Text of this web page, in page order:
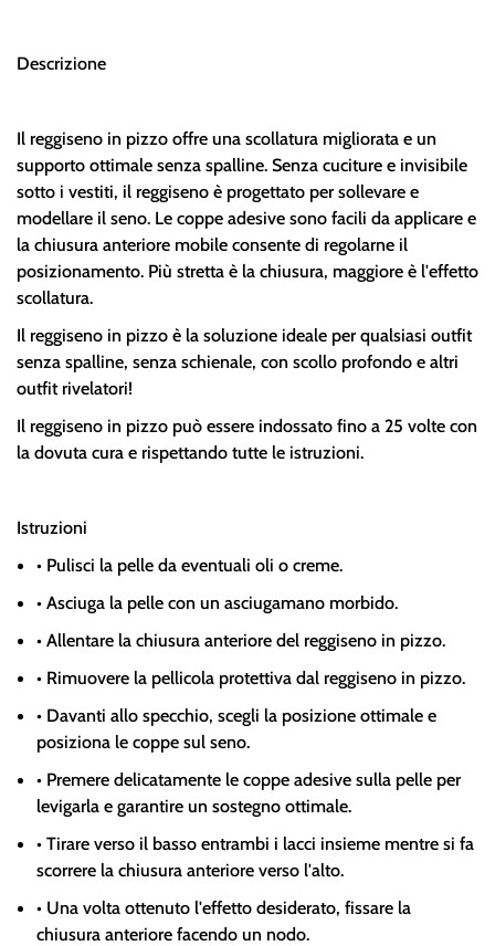
Descrizione
Il reggiseno in pizzo offre una scollatura migliorata e un
supporto ottimale senza spalline. Senza cuciture e invisibile
sotto i vestiti, il reggiseno è progettato per sollevare e
modellare il seno. Le coppe adesive sono facili da applicare e
la chiusura anteriore mobile consente di regolarne il
posizionamento. Più stretta è la chiusura, maggiore è l'effetto
scollatura.
Il reggiseno in pizzo è la soluzione ideale per qualsiasi outfit
senza spalline, senza schienale, con scollo profondo e altri
outfit rivelatori!
Il reggiseno in pizzo può essere indossato fino a 25 volte con
la dovuta cura e rispettando tutte le istruzioni.
Istruzioni
• Pulisci la pelle da eventuali oli o creme.
• Asciuga la pelle con un asciugamano morbido.
• Allentare la chiusura anteriore del reggiseno in pizzo.
• Rimuovere la pellicola protettiva dal reggiseno in pizzo.
• Davanti allo specchio, scegli la posizione ottimale e
posiziona le coppe sul seno.
• Premere delicatamente le coppe adesive sulla pelle per
levigarla e garantire un sostegno ottimale.
• Tirare verso il basso entrambi i lacci insieme mentre si fa
scorrere la chiusura anteriore verso l'alto.
• Una volta ottenuto l'effetto desiderato, fissare la
chiusura anteriore facendo un nodo.